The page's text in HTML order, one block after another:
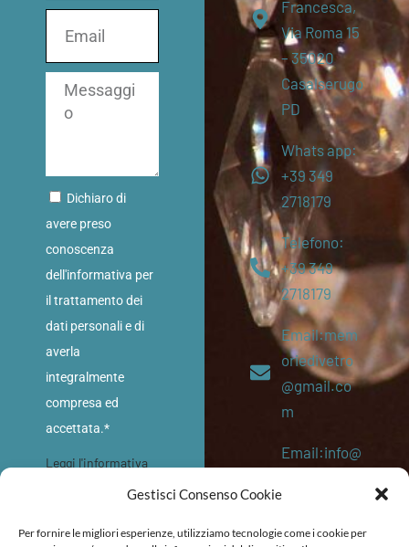
Gestisci Consenso Cookie
Per fornire le migliori esperienze, utilizziamo tecnologie come i cookie per
Dichiaro di
avere preso
conoscenza
dell'informativa per
il trattamento dei
dati personali e di
averla
integralmente
compresa ed
accettata.*
Leggi l'informativa
INVIA
Francesca,
Via Roma 15
– 35020
Casalserugo
PD
Whats app:
+39 349
2718179
Telefono:
+39 349
2718179
Email:mem
oriedivetro
@gmail.co
m
Email:info@
etro.eu